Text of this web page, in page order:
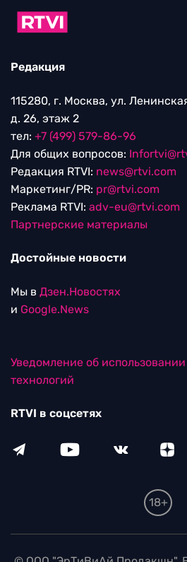
Редакция
115280, г. Москва, ул.
д. 26, этаж 2
тел: +7 (499) 579-86-96
Для общих вопросов:
Редакция RTVI: news@rtvi.com
Маркетинг/PR: pr@rtvi.com
Реклама RTVI: adv-eu@rtvi.com
Партнерские материалы
Достойные новости
Мы в Дзен.Новостях
и Google.News
Уведомление об
технологий
RTVI в соцсетях
18+